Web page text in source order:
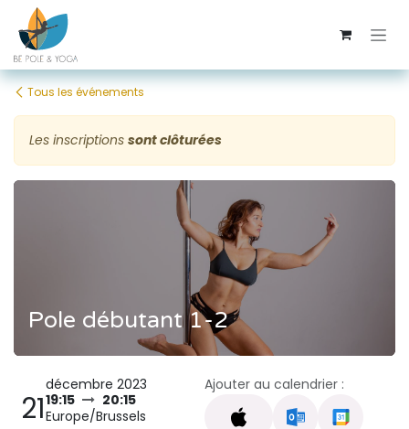
Se rendre au contenu
Tous les événements
Les inscriptions sont clôturées
Pole débutant 1-2
21
décembre 2023
19:15
20:15
Europe/Brussels
Ajouter au calendrier :